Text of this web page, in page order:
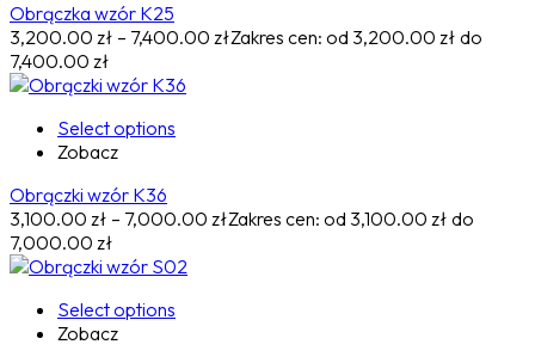
Obrączka wzór K25
3,200.00 zł – 7,400.00 złZakres cen: od 3,200.00 zł do
7,400.00 zł
Select options
Zobacz
Obrączki wzór K36
3,100.00 zł – 7,000.00 złZakres cen: od 3,100.00 zł do
7,000.00 zł
Select options
Zobacz